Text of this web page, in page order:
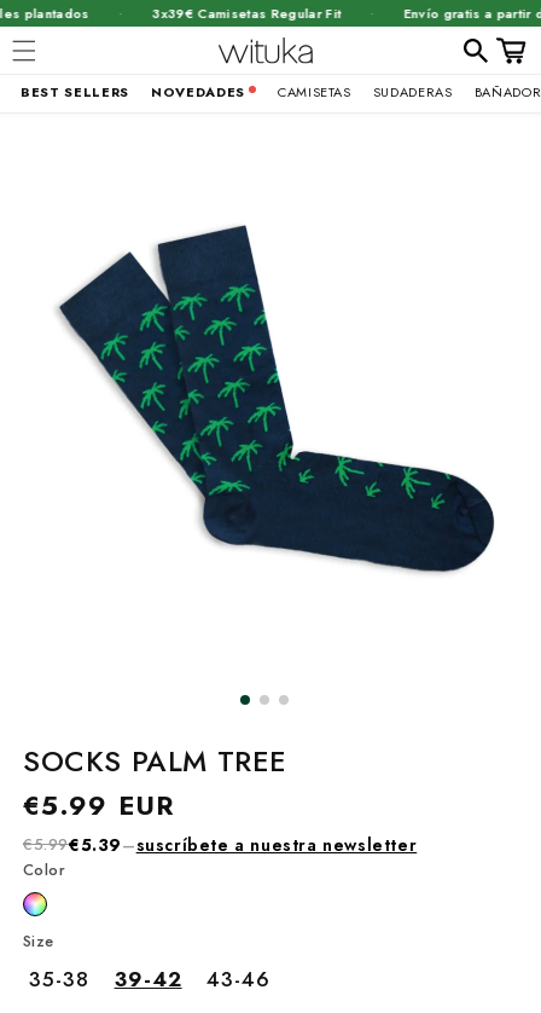
plantados 3x39€ Camisetas Regular Fit Envío gratis a partir
BEST SELLERS NOVEDADES CAMISETAS SUDADERAS
SOCKS PALM TREE
Precio
€5.99 EUR
€5.99€5.39–suscríbete a nuestra newsletter
Size
35-38 39-42 43-46
Color